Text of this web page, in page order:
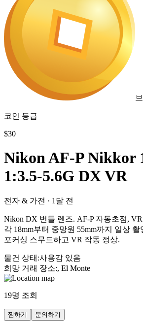
코인 등급
$30
Nikon AF-P Nikkor
1:3.5-5.6G DX VR
전자 & 가전 · 1달 전
Nikon DX 번들 렌즈. AF-P 자동초점,
각 18mm부터 중망원 55mm까지 일상
포커싱 스무드하고 VR 작동 정상.
물건 상태 :사용감 있음
희망 거래 장소:, El Monte
19명 조회
찜하기 문의하기